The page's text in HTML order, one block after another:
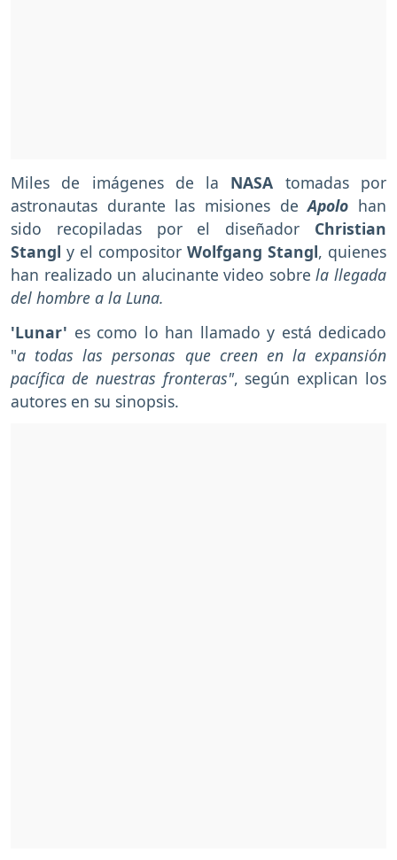
Miles de imágenes de la NASA tomadas por
astronautas durante las misiones deApolo han
sido recopiladas por el diseñador Christian
Stangl y el compositor Wolfgang Stangl, quienes
han realizado un alucinante video sobre la llegada
del hombre a la Luna.
'Lunar' es como lo han llamado y está dedicado
"a todas las personas que creen en la expansión
pacífica de nuestras fronteras", según explican los
autores en su sinopsis.